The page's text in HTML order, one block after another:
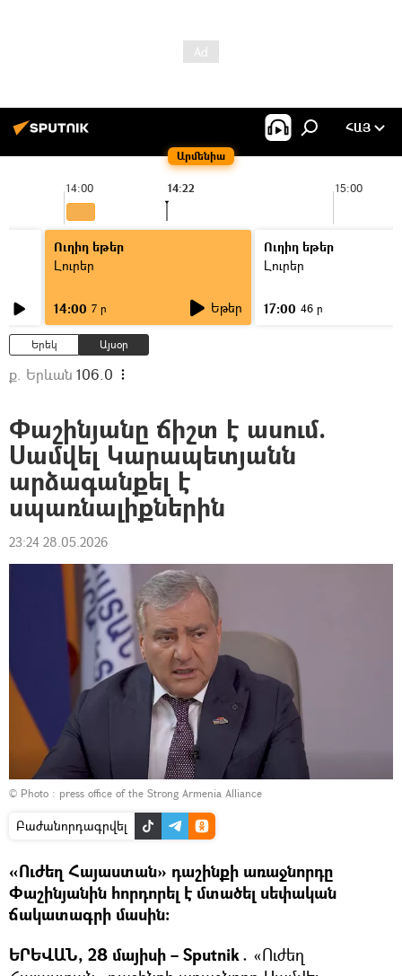
Արմենիա
ՀԱՅ
14:00 15:00
14:22
Ուղիղ եթեր
Լուրեր
14:00 7 ր Եթեր
Ուղիղ եթեր
Լուրեր
17:00 46 ր
Երեկ Այսօր
ք. Երևան 106.0
Փաշինյանը ճիշտ է ասում.
Սամվել Կարապետյանն
արձագանքել է
սպառնալիքներին
23:24 28.05.2026
© Photo : press office of the Strong Armenia Alliance
Բաժանորդագրվել
«Ուժեղ Հայաստան» դաշինքի առաջնորդը
Փաշինյանին հորդորել է մտածել սեփական
ճակատագրի մասին։
ԵՐԵՎԱՆ, 28 մայիսի – Sputnik․ «Ուժեղ